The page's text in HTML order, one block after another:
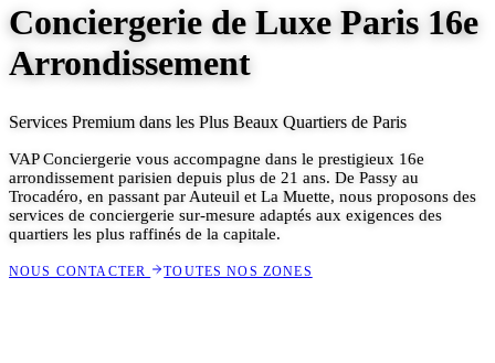
Conciergerie de Luxe Paris 16e
Arrondissement
Services Premium dans les Plus Beaux Quartiers de Paris
VAP Conciergerie vous accompagne dans le prestigieux 16e
arrondissement parisien depuis plus de 21 ans. De Passy au
Trocadéro, en passant par Auteuil et La Muette, nous proposons des
services de conciergerie sur-mesure adaptés aux exigences des
quartiers les plus raffinés de la capitale.
NOUS CONTACTER TOUTES NOS ZONES